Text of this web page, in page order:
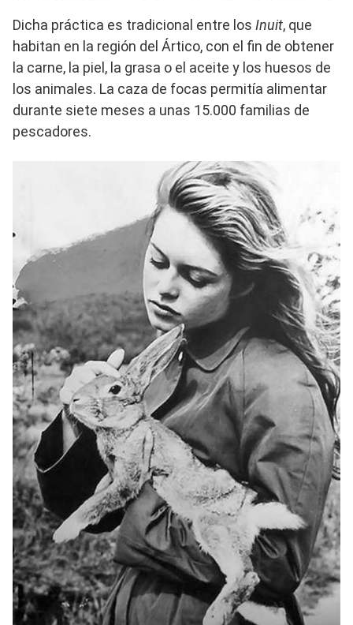
Dicha práctica es tradicional entre los Inuit, que
habitan en la región del Ártico, con el fin de obtener
la carne, la piel, la grasa o el aceite y los huesos de
los animales. La caza de focas permitía alimentar
durante siete meses a unas 15.000 familias de
pescadores.